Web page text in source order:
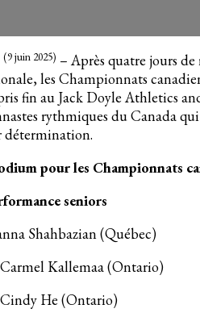
(9 juin 2025) – Après quatre jours
les Championnats
fin au Jack Doyle Athletics
rythmiques du Canada
détermination.
pour les Championnats
seniors
Shahbazian (Québec)
Kallemaa (Ontario)
He (Ontario)